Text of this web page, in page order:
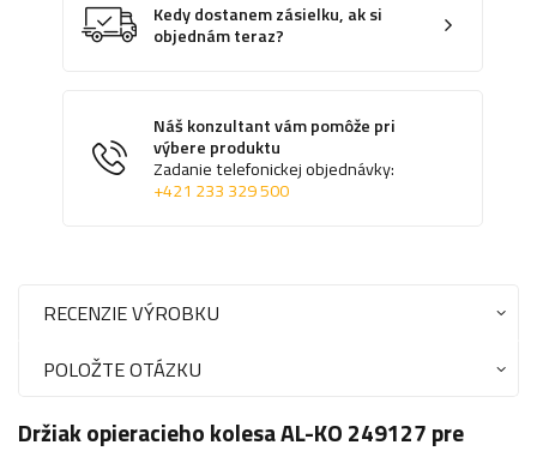
Kedy dostanem zásielku, ak si
objednám teraz?
Náš konzultant vám pomôže pri
výbere produktu
Zadanie telefonickej objednávky:
+421 233 329 500
RECENZIE VÝROBKU
POLOŽTE OTÁZKU
Držiak opieracieho kolesa AL-KO 249127 pre